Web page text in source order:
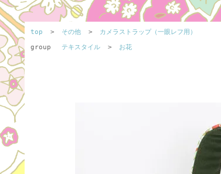
top > その他 >
カメラストラップ（一眼レフ用）
group
テキスタイル > お花